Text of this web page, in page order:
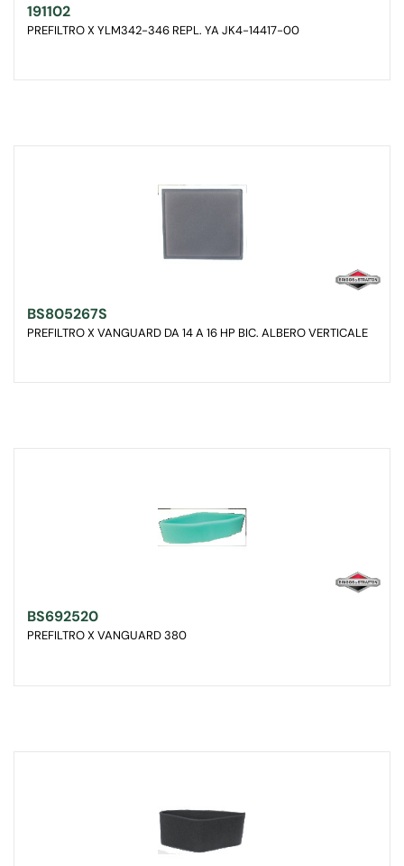
191102
PREFILTRO X YLM342-346 REPL. YA JK4-14417-00
BS805267S
PREFILTRO X VANGUARD DA 14 A 16 HP BIC. ALBERO VERTICALE
BS692520
PREFILTRO X VANGUARD 380